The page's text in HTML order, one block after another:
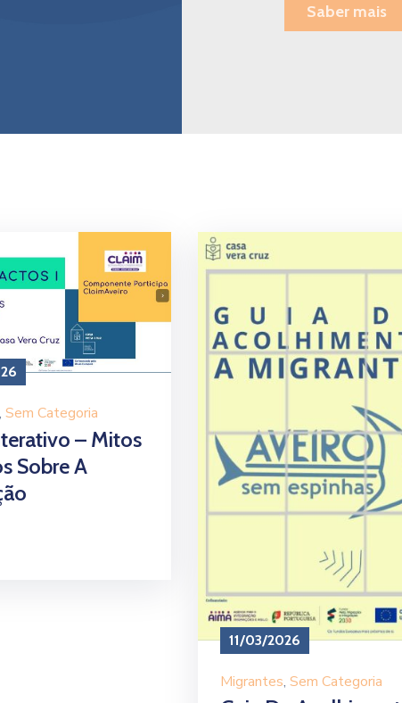
Saber mais
‚Sem Categoria
– Mitos
Sobre A
11/03/2026
Migrantes‚ Sem Categoria